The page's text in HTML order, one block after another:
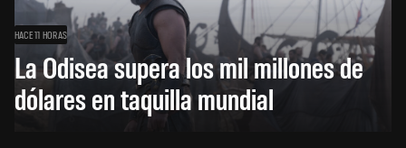
HACE 11 HORAS
La Odisea supera los mil millones de
dólares en taquilla mundial